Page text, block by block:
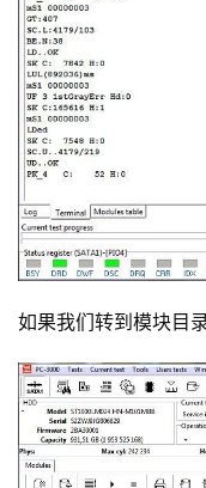
如果我们转到模块目